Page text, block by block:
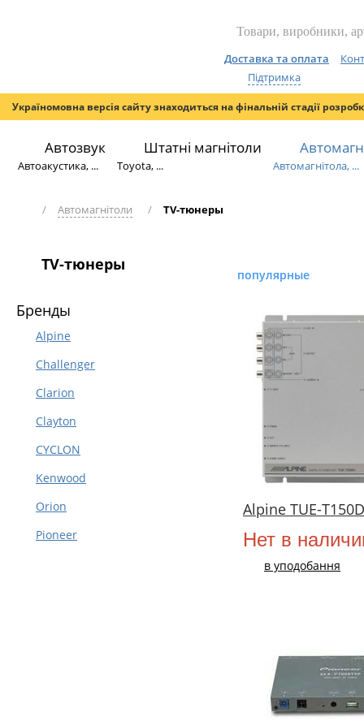
Доставка та оплата
Підтримка
Україномовна версія сайту знаходиться на фінальній стадії
Автозвук
Автоакустика, ...
Штатні магнітоли
Toyota, ... Автомагнітола, ...
/ Автомагнітоли / TV-тюнеры
TV-тюнеры
Бренды
Alpine
Challenger
Clarion
Clayton
CYCLON
Kenwood
Orion
Pioneer
популярные
Alpine TUE-
Нет в
в уподобання